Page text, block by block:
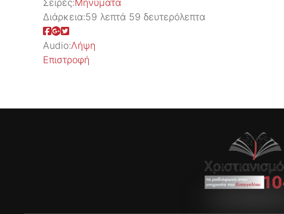
Σειρές:Μηνύματα
Διάρκεια:59 λεπτά 59 δευτερόλεπτα
Audio:Λήψη
Επιστροφή